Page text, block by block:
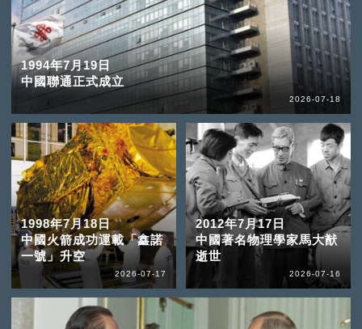
1994年7月19日
中國聯通正式成立
2026-07-18
1998年7月18日
中國火箭成功運載「鑫諾
一號」升空
2026-07-17
2012年7月17日
中國著名物理學家馬大猷
逝世
2026-07-16